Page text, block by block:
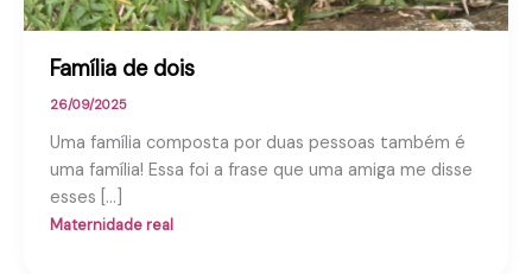
Família de dois
26/09/2025
Uma família composta por duas pessoas também é
uma família! Essa foi a frase que uma amiga me disse
esses […]
Maternidade real